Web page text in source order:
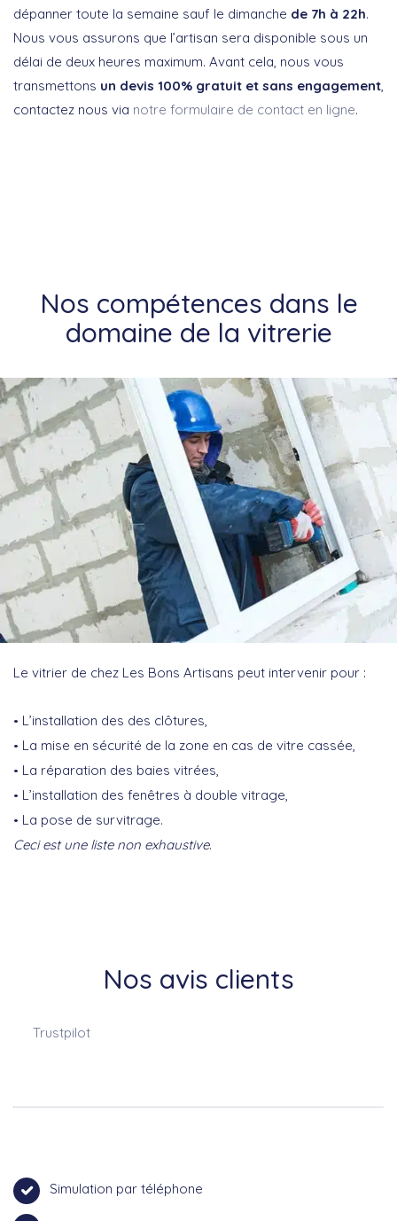
dépanner toute la semaine sauf le dimanche de 7h à 22h.
Nous vous assurons que l’artisan sera disponible sous un
délai de deux heures maximum. Avant cela, nous vous
transmettons un devis 100% gratuit et sans engagement,
contactez nous via notre formulaire de contact en ligne.
Nos compétences dans le
domaine de la vitrerie
Le vitrier de chez Les Bons Artisans peut intervenir pour :
L’installation des des clôtures,
La mise en sécurité de la zone en cas de vitre cassée,
La réparation des baies vitrées,
L’installation des fenêtres à double vitrage,
La pose de survitrage.
Ceci est une liste non exhaustive.
Nos avis clients
Trustpilot
Simulation par téléphone